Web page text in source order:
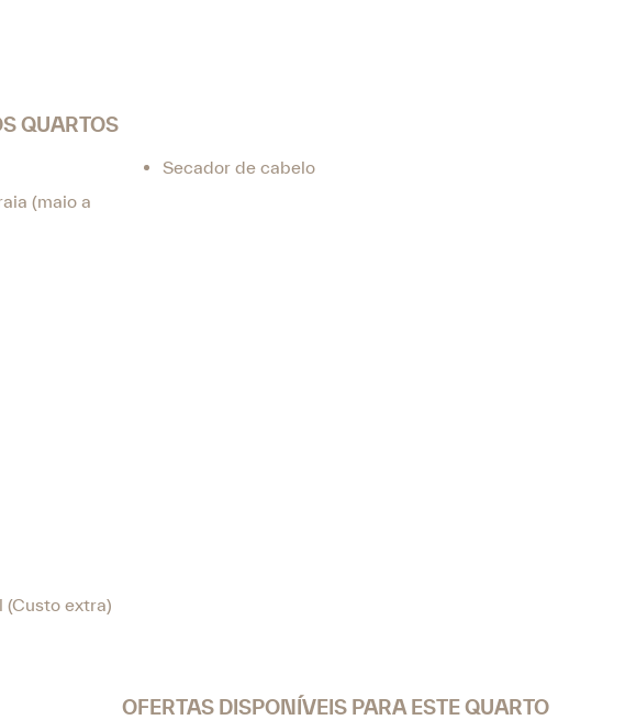
QUARTOS
(maio a
(Custo extra)
Secador de cabelo
OFERTAS DISPONÍVEIS PARA ESTE QUARTO